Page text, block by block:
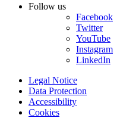
Follow us
Facebook
Twitter
YouTube
Instagram
LinkedIn
Legal Notice
Data Protection
Accessibility
Cookies